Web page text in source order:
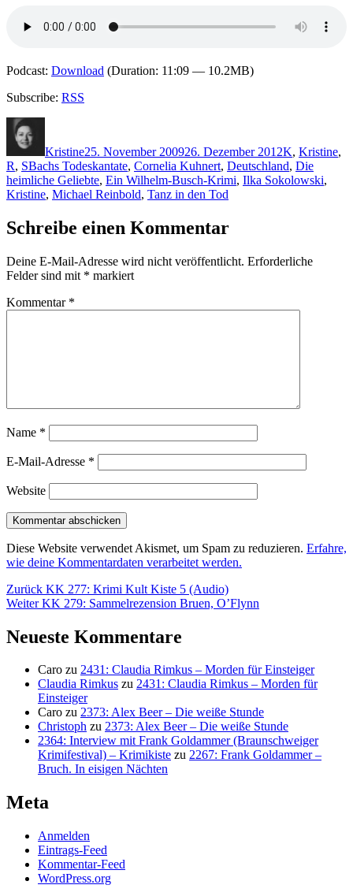
Podcast: Download (Duration: 11:09 — 10.2MB)
Subscribe: RSS
Kristine25. November 200926. Dezember 2012K, Kristine,
R, SSchlagwörter
Bachs Todeskantate, Cornelia Kuhnert, Deutschland, Die
heimliche Geliebte, Ein Wilhelm-Busch-Krimi, Ilka Sokolowski,
Kristine, Michael Reinbold, Tanz in den Tod
Schreibe einen Kommentar
Deine E-Mail-Adresse wird nicht veröffentlicht. Erforderliche
Felder sind mit * markiert
Kommentar *
Name *
E-Mail-Adresse *
Website
Diese Website verwendet Akismet, um Spam zu reduzieren. Erfahre,
wie deine Kommentardaten verarbeitet werden.
Beitragsnavigation
Zurück Vorheriger
Beitrag:
KK 277: Krimi Kult Kiste 5 (Audio)
Weiter Nächster
KK 279: Sammelrezension Bruen, O’Flynn
Neueste Kommentare
Caro zu 2431: Claudia Rimkus – Morden für Einsteiger
Claudia Rimkus zu 2431: Claudia Rimkus – Morden für
Einsteiger
Caro zu 2373: Alex Beer – Die weiße Stunde
Christoph zu 2373: Alex Beer – Die weiße Stunde
2364: Interview mit Frank Goldammer (Braunschweiger
Krimifestival) – Krimikiste zu 2267: Frank Goldammer –
Bruch. In eisigen Nächten
Meta
Anmelden
Eintrags-Feed
Kommentar-Feed
WordPress.org